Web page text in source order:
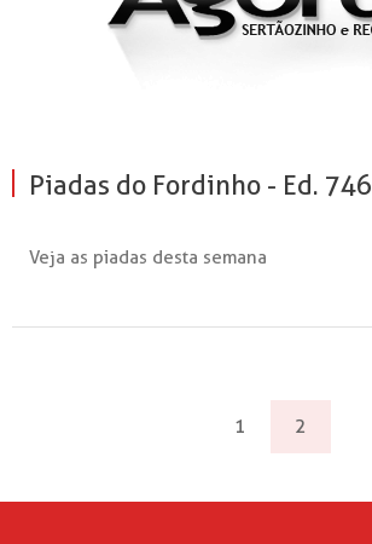
Piadas do Fordinho - Ed. 746
Veja as piadas desta semana
1 2